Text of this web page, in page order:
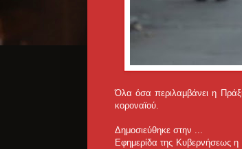
Όλα όσα περιλαμβάνει η
κοροναϊού.
Δημοσιεύθηκε στην ...
Εφημερίδα της Κυβερνήσεως η